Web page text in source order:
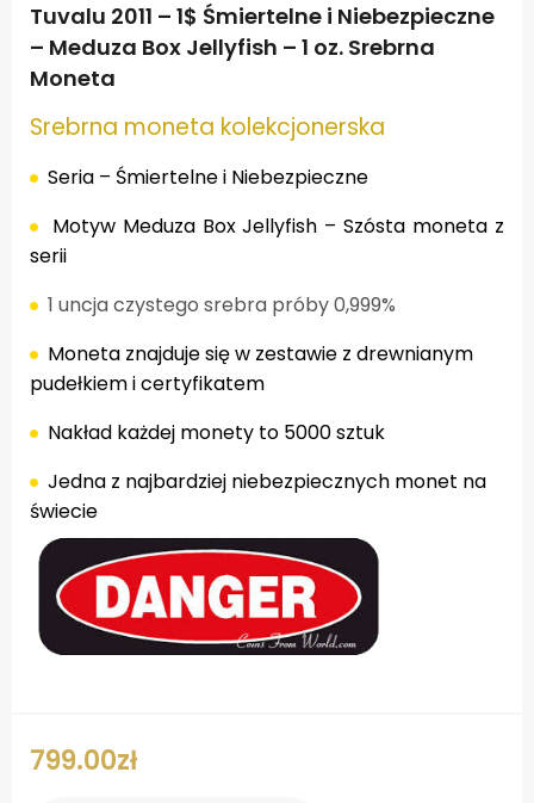
Tuvalu 2011 – 1$ Śmiertelne i Niebezpieczne
– Meduza Box Jellyfish – 1 oz. Srebrna
Moneta
Srebrna moneta kolekcjonerska
Seria – Śmiertelne i Niebezpieczne
Motyw Meduza Box Jellyfish – Szósta moneta z
serii
1 uncja czystego srebra próby 0,999%
Moneta znajduje się w zestawie z drewnianym
pudełkiem i certyfikatem
Nakład każdej monety to 5000 sztuk
Jedna z najbardziej niebezpiecznych monet na
świecie
799.00zł